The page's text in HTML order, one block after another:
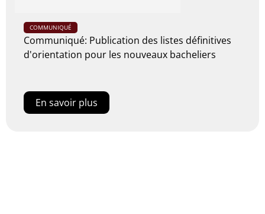
COMMUNIQUÉ
Communiqué: Publication des listes définitives
d'orientation pour les nouveaux bacheliers
En savoir plus